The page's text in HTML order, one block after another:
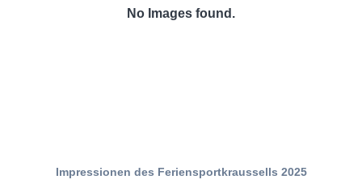
No Images found.
Impressionen des Feriensportkraussells 2025